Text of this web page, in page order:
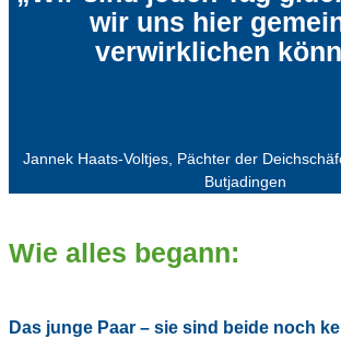
wir uns hier
verwirklichen
Jannek Haats-Voltjes, Pächter der
Butjadingen
Wie alles begann:
Das junge Paar – sie sind beide noch